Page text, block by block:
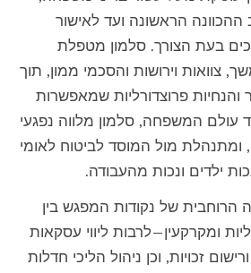
הראשונה ועד לאישור
בעת הצורך. סלמון מטפלת
צוואות וירושות והסכמי ממון, תוך
פרוצדורליות שמאפשרות
המשפחה, סלמון מלווה נפגעי
ומתנהלת מול המוסד לביטוח לאומי
ילדים ונכות מהעבודה.
הרוחבית של נקודות המפגש בין
ומקרקעין—לרבות ליווי עסקאות
זכויות, וכן ניהול הליכי חדלות